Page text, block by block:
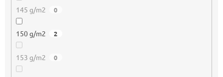
145 g/m2 0
150 g/m2 2
153 g/m2 0